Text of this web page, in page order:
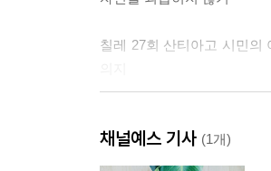
칠레 27회 산티아고 시민의
브라질 38회 시시포스의 굴
채널예스 기사 (1개)